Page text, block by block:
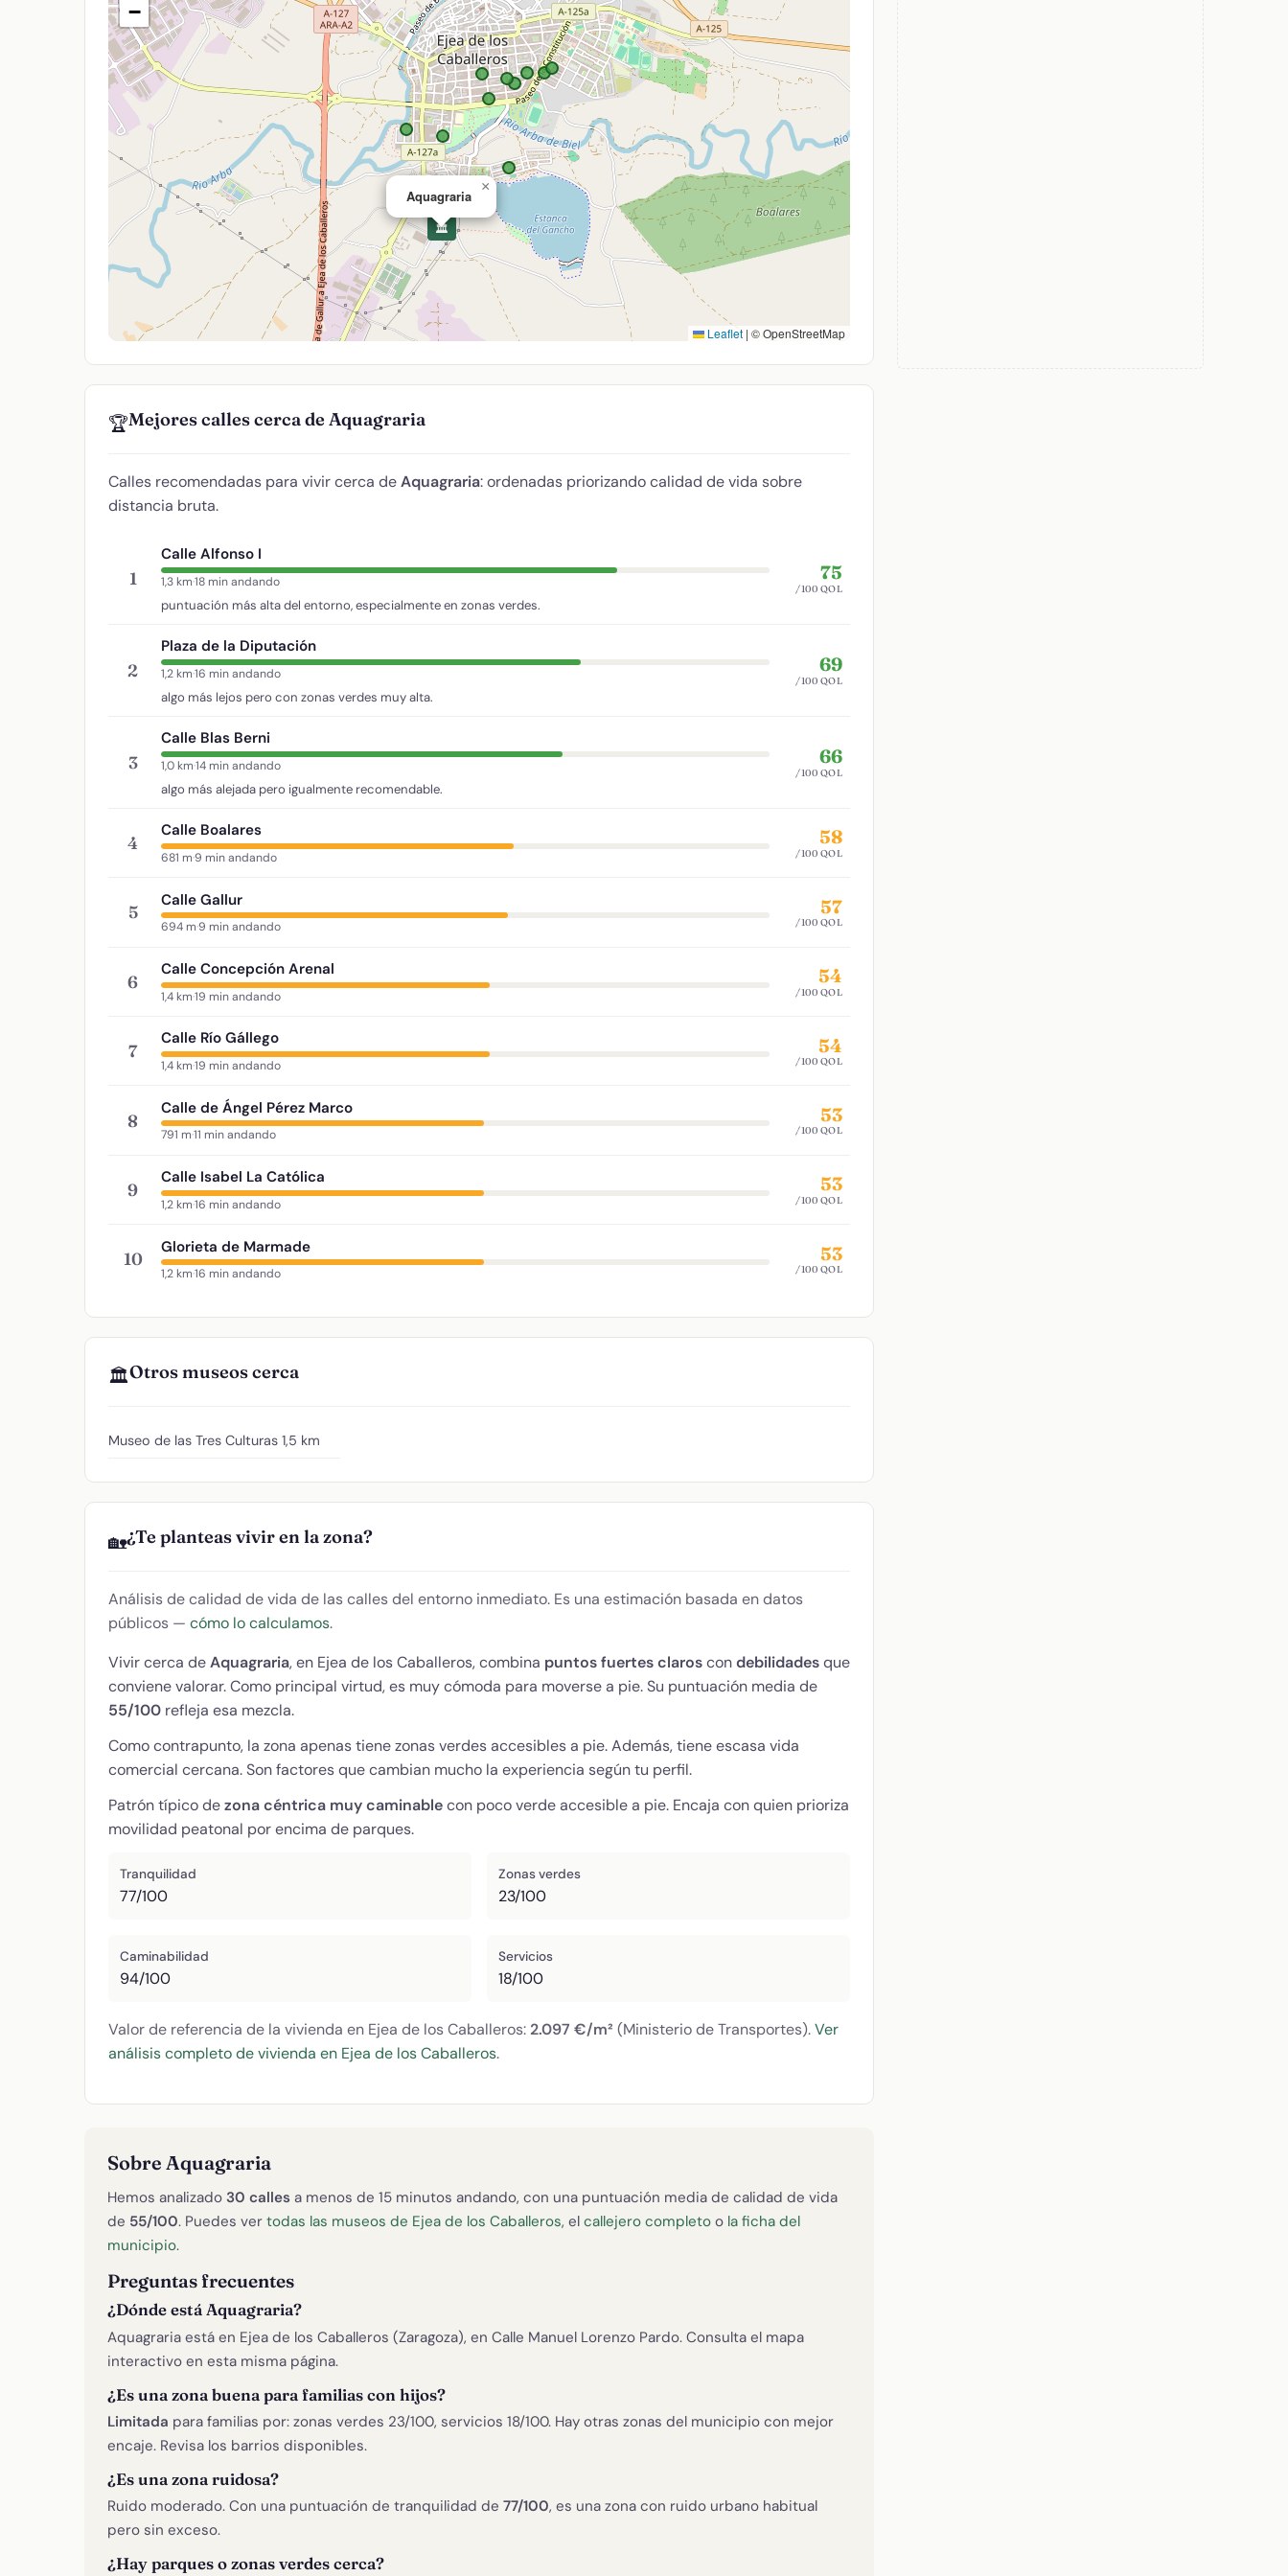
🏛️
Aquagraria
×
−
Leaflet | © OpenStreetMap
🏆Mejores calles cerca de Aquagraria
Calles recomendadas para vivir cerca deAquagraria: ordenadas priorizando calidad de vida sobre
distancia bruta.
1
Calle Alfonso I
1,3 km·18 min andando
puntuación más alta del entorno, especialmente en zonas verdes.
75
/100 QOL
2
Plaza de la Diputación
1,2 km·16 min andando
algo más lejos pero con zonas verdes muy alta.
69
/100 QOL
3
Calle Blas Berni
1,0 km·14 min andando
algo más alejada pero igualmente recomendable.
66
/100 QOL
4
Calle Boalares
681 m·9 min andando
58
/100 QOL
5
Calle Gallur
694 m·9 min andando
57
/100 QOL
6
Calle Concepción Arenal
1,4 km·19 min andando
54
/100 QOL
7
Calle Río Gállego
1,4 km·19 min andando
54
/100 QOL
8
Calle de Ángel Pérez Marco
791 m·11 min andando
53
/100 QOL
9
Calle Isabel La Católica
1,2 km·16 min andando
53
/100 QOL
10
Glorieta de Marmade
1,2 km·16 min andando
53
/100 QOL
🏛️Otros museos cerca
Museo de las Tres Culturas 1,5 km
🏡¿Te planteas vivir en la zona?
Análisis de calidad de vida de las calles del entorno inmediato. Es una estimación basada en datos
públicos — cómo lo calculamos.
Vivir cerca deAquagraria, en Ejea de los Caballeros, combina puntos fuertes claroscondebilidadesque
conviene valorar. Como principal virtud, es muy cómoda para moverse a pie. Su puntuación media de
55/100 refleja esa mezcla.
Como contrapunto, la zona apenas tiene zonas verdes accesibles a pie. Además, tiene escasa vida
comercial cercana. Son factores que cambian mucho la experiencia según tu perfil.
Patrón típico dezona céntrica muy caminablecon poco verde accesible a pie. Encaja con quien prioriza
movilidad peatonal por encima de parques.
Tranquilidad
77/100
Zonas verdes
23/100
Caminabilidad
94/100
Servicios
18/100
Valor de referencia de la vivienda en Ejea de los Caballeros: 2.097 €/m² (Ministerio de Transportes).Ver
análisis completo de vivienda en Ejea de los Caballeros.
Sobre Aquagraria
Hemos analizado 30 calles a menos de 15 minutos andando, con una puntuación media de calidad de vida
de 55/100. Puedes ver todas las museos de Ejea de los Caballeros, el callejero completo o la ficha del
municipio.
Preguntas frecuentes
¿Dónde está Aquagraria?
Aquagraria está en Ejea de los Caballeros (Zaragoza), en Calle Manuel Lorenzo Pardo. Consulta el mapa
interactivo en esta misma página.
¿Es una zona buena para familias con hijos?
Limitada para familias por: zonas verdes 23/100, servicios 18/100. Hay otras zonas del municipio con mejor
encaje. Revisa los barrios disponibles.
¿Es una zona ruidosa?
Ruido moderado. Con una puntuación de tranquilidad de 77/100, es una zona con ruido urbano habitual
pero sin exceso.
¿Hay parques o zonas verdes cerca?